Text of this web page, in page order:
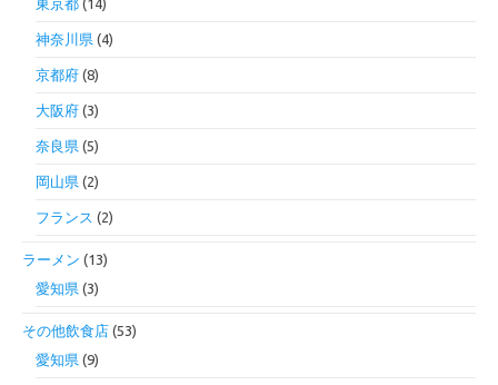
神奈川県 (4)
京都府 (8)
大阪府 (3)
奈良県 (5)
岡山県 (2)
フランス (2)
ラーメン (13)
愛知県 (3)
その他飲食店 (53)
愛知県 (9)